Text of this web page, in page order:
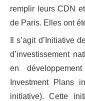
remplir leurs CDN
de Paris. Elles ont
Il s’agit d’Initiative
d’investissement
en
Investment Plans
initiative). Cette